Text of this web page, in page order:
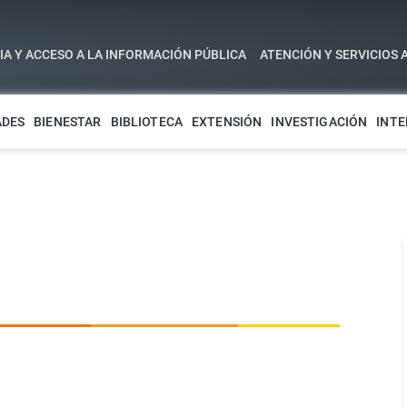
Y ACCESO A LA INFORMACIÓN PÚBLICA ATENCIÓN Y SERVICIOS
BIENESTAR BIBLIOTECA EXTENSIÓN INVESTIGACIÓN